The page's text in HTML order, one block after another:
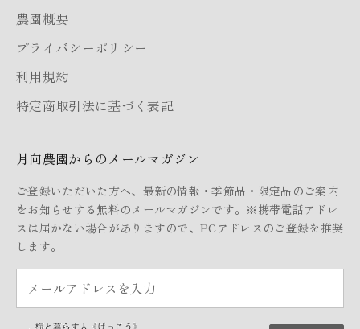
農園概要
プライバシーポリシー
利用規約
特定商取引法に基づく表記
月向農園からのメールマガジン
ご登録いただいた方へ、最新の情報・季節品・限定品のご案内
をお知らせする無料のメールマガジンです。※携帯電話アドレ
スは届かない場合がありますので、PCアドレスのご登録を推奨
します。